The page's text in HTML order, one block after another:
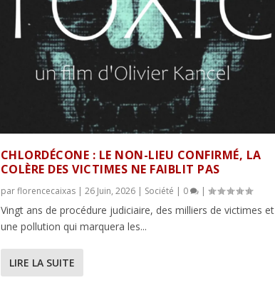
CHLORDÉCONE : LE NON-LIEU CONFIRMÉ, LA
COLÈRE DES VICTIMES NE FAIBLIT PAS
parflorencecaixas| 26 Juin, 2026| Société | 0 |
Vingt ans de procédure judiciaire, des milliers de victimes et
une pollution qui marquera les...
LIRE LA SUITE